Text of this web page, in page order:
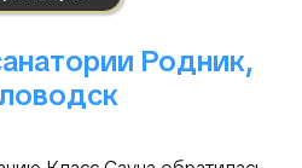
Родник,